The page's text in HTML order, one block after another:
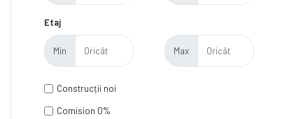
Etaj
Min Max
Construcții noi
Comision 0%